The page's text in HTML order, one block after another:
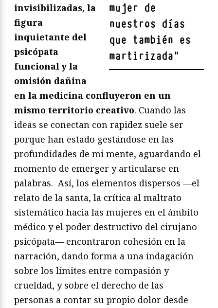
mujer de
nuestros días
que también es
martirizada"
invisibilizadas, la
figura
inquietante del
psicópata
funcional y la
omisión dañina
en la medicina confluyeron en un
mismo territorio creativo. Cuando las
ideas se conectan con rapidez suele ser
porque han estado gestándose en las
profundidades de mi mente, aguardando el
momento de emerger y articularse en
palabras. Así, los elementos dispersos —el
relato de la santa, la crítica al maltrato
sistemático hacia las mujeres en el ámbito
médico y el poder destructivo del cirujano
psicópata— encontraron cohesión en la
narración, dando forma a una indagación
sobre los límites entre compasión y
crueldad, y sobre el derecho de las
personas a contar su propio dolor desde